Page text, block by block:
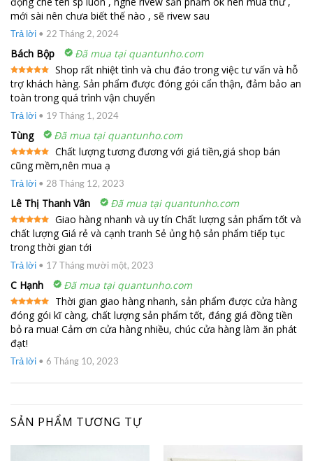
xếp
hạng 4
5 sao
mới sài nên chưa biết thế nào , sẽ rivew sau
Trả lời • 22 Tháng 2, 2024
Bách Bộp Đã mua tại quantunho.com
Được xếp
hạng5 5
sao
Shop rất nhiệt tình và chu đáo trong việc tư vấn và hỗ
trợ khách hàng. Sản phẩm được đóng gói cẩn thận, đảm bảo an
toàn trong quá trình vận chuyển
Trả lời • 19 Tháng 1, 2024
Tùng Đã mua tại quantunho.com
Được xếp
hạng5 5
sao
Chất lượng tương đương với giá tiền,giá shop bán
cũng mềm,nên mua ạ
Trả lời • 28 Tháng 12, 2023
Lê Thị Thanh Vân Đã mua tại quantunho.com
Được xếp
hạng 55
sao
Giao hàng nhanh và uy tín Chất lượng sản phẩm tốt và
chất lượng Giá rẻ và cạnh tranh Sẻ ủng hộ sản phẩm tiếp tục
trong thời gian tới
Trả lời • 17 Tháng mười một, 2023
C Hạnh Đã mua tại quantunho.com
Được xếp
hạng5 5
sao
Thời gian giao hàng nhanh, sản phẩm được cửa hàng
đóng gói kĩ càng, chất lượng sản phẩm tốt, đáng giá đồng tiền
bỏ ra mua! Cảm ơn cửa hàng nhiều, chúc cửa hàng làm ăn phát
đạt!
Trả lời • 6 Tháng 10, 2023
SẢN PHẨM TƯƠNG TỰ